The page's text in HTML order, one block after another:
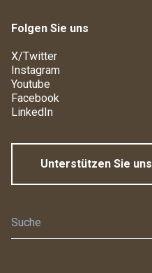
Folgen Sie uns
X/Twitter
Instagram
Youtube
Facebook
LinkedIn
Unterstützen Sie uns